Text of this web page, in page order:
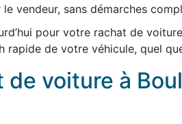
vendeur, sans démarches
pour votre rachat de
rapide de votre véhicule, quel
de voiture à